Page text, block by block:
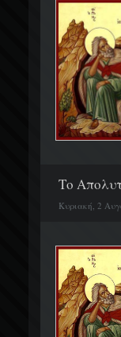
Το
Κυριακή, 2